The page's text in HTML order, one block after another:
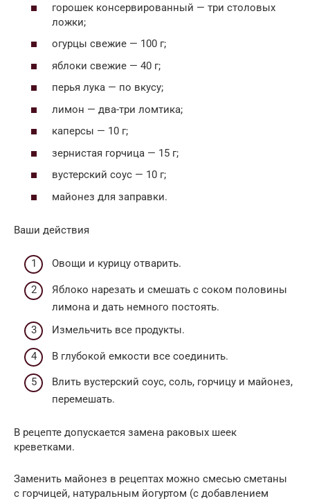
горошек консервированный — три столовых
ложки;
огурцы свежие — 100 г;
яблоки свежие — 40 г;
перья лука — по вкусу;
лимон — два-три ломтика;
каперсы — 10 г;
зернистая горчица — 15 г;
вустерский соус — 10 г;
майонез для заправки.
Ваши действия
Овощи и курицу отварить.
Яблоко нарезать и смешать с соком половины
лимона и дать немного постоять.
Измельчить все продукты.
В глубокой емкости все соединить.
Влить вустерский соус, соль, горчицу и майонез,
перемешать.
В рецепте допускается замена раковых шеек
креветками.
Заменить майонез в рецептах можно смесью сметаны
с горчицей, натуральным йогуртом (с добавлением